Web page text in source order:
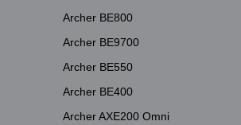
Archer BE800
Archer BE9700
Archer BE550
Archer BE400
Archer AXE200 Omni